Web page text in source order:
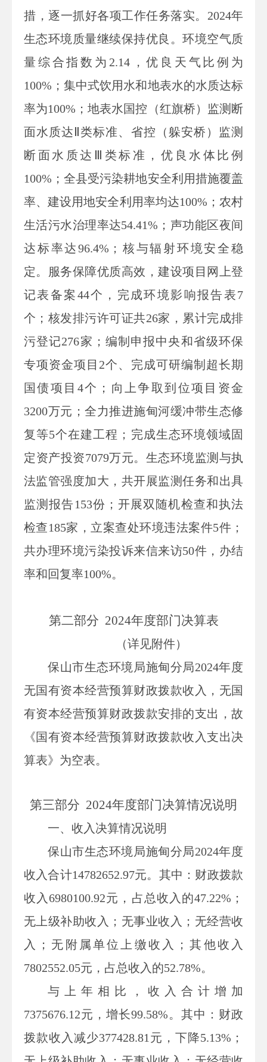
措，逐一抓好各项工作任务落实。2024年
生态环境质量继续保持优良。环境空气质
量综合指数为2.14，优良天气比例为
100%；集中式饮用水和地表水的水质达标
率为100%；地表水国控（红旗桥）监测断
面水质达Ⅱ类标准、省控（躲安桥）监测
断面水质达Ⅲ类标准，优良水体比例
100%；全县受污染耕地安全利用措施覆盖
率、建设用地安全利用率均达100%；农村
生活污水治理率达54.41%；声功能区夜间
达标率达96.4%；核与辐射环境安全稳
定。服务保障优质高效，建设项目网上登
记表备案44个，完成环境影响报告表7
个；核发排污许可证共26家，累计完成排
污登记276家；编制申报中央和省级环保
专项资金项目2个、完成可研编制超长期
国债项目4个；向上争取到位项目资金
3200万元；全力推进施甸河缓冲带生态修
复等5个在建工程；完成生态环境领域固
定资产投资7079万元。生态环境监测与执
法监管强度加大，共开展监测任务和出具
监测报告153份；开展双随机检查和执法
检查185家，立案查处环境违法案件5件；
共办理环境污染投诉来信来访50件，办结
率和回复率100%。
第二部分 2024年度部门决算表
（详见附件）
保山市生态环境局施甸分局2024年度
无国有资本经营预算财政拨款收入，无国
有资本经营预算财政拨款安排的支出，故
《国有资本经营预算财政拨款收入支出决
算表》为空表。
第三部分 2024年度部门决算情况说明
一、收入决算情况说明
保山市生态环境局施甸分局2024年度
收入合计14782652.97元。其中：财政拨款
收入 6980100.92元，占总收入的47.22%；
无上级补助收入；无事业收入；无经营收
入；无附属单位上缴收入；其他收入
7802552.05元，占总收入的52.78%。
与上年相比，收入合计增加
7375676.12元，增长99.58%。其中：财政
拨款收入减少377428.81 元，下降5.13%；